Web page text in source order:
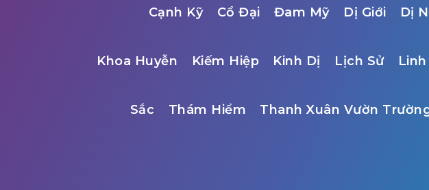
Cạnh Kỹ Cổ Đại Đam Mỹ Dị Giới Dị
Khoa Huyễn Kiếm Hiệp Kinh Dị Lịch Sử
Sắc Thám Hiểm Thanh Xuân Vườn